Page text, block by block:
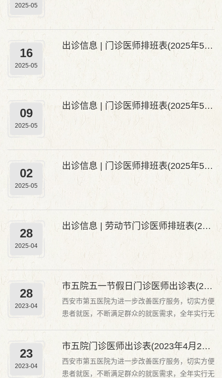
2025-05
16
2025-05
出诊信息 | 门诊医师排班表(2025年5月19日—2025年5月25日)
09
2025-05
出诊信息 | 门诊医师排班表(2025年5月12日—2025年5月18日)
02
2025-05
出诊信息 | 门诊医师排班表(2025年5月5日—2025年5月11日)
28
2025-04
出诊信息 | 劳动节门诊医师排班表(2025年5月1日—2025年5月5日)
28
2023-04
市五院五一节假日门诊医师出诊表(2023年4月29日-2023年5月3日)
西安市第五医院为进一步改善医疗服务，切实方便
患者就医，不断满足群众的就医需求，全年实行无
假日门诊，中午开设午间门诊。针灸推拿康复科，
诊出诊安排如下
23
2023-04
市五院门诊医师出诊表(2023年4月24日-2023年4月28日)
西安市第五医院为进一步改善医疗服务，切实方便
患者就医，不断满足群众的就医需求，全年实行无